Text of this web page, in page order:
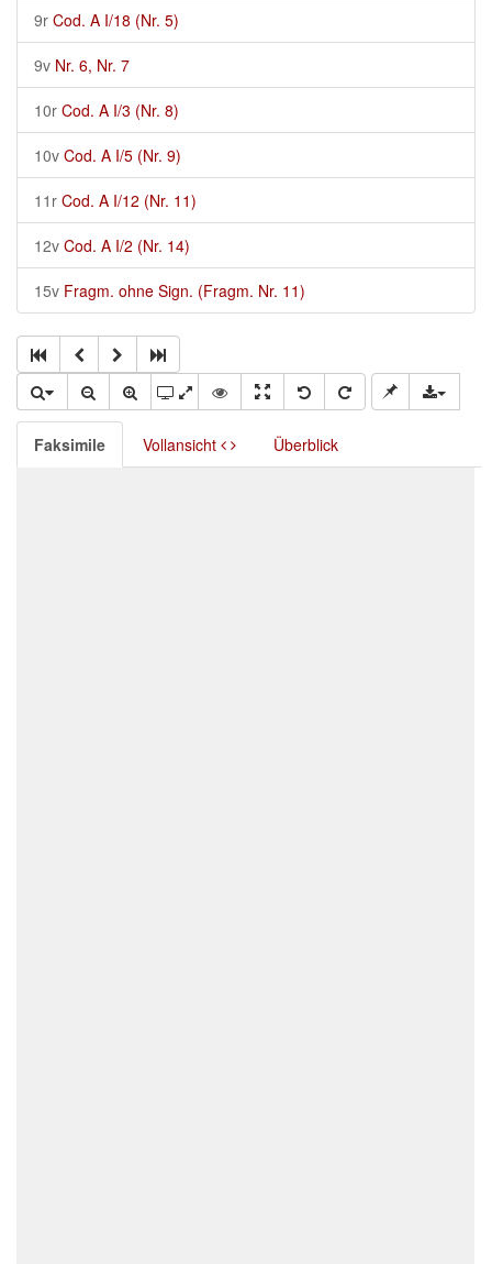
9r Cod. A I/18 (Nr. 5)
9v Nr. 6, Nr. 7
10r Cod. A I/3 (Nr. 8)
10v Cod. A I/5 (Nr. 9)
11r Cod. A I/12 (Nr. 11)
12v Cod. A I/2 (Nr. 14)
15v Fragm. ohne Sign. (Fragm. Nr. 11)
Faksimile Vollansicht Überblick